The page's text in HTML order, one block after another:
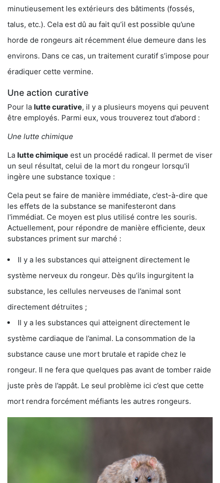
minutieusement les extérieurs des bâtiments (fossés,
talus, etc.). Cela est dû au fait qu’il est possible qu’une
horde de rongeurs ait récemment élue demeure dans les
environs. Dans ce cas, un traitement curatif s’impose pour
éradiquer cette vermine.
Une action curative
Pour la lutte curative, il y a plusieurs moyens qui peuvent
être employés. Parmi eux, vous trouverez tout d’abord :
Une lutte chimique
La lutte chimique est un procédé radical. Il permet de viser
un seul résultat, celui de la mort du rongeur lorsqu'il
ingère une substance toxique :
Cela peut se faire de manière immédiate, c’est-à-dire que
les effets de la substance se manifesteront dans
l'immédiat. Ce moyen est plus utilisé contre les souris.
Actuellement, pour répondre de manière efficiente, deux
substances priment sur marché :
Il y a les substances qui atteignent directement le
système nerveux du rongeur. Dès qu’ils ingurgitent la
substance, les cellules nerveuses de l’animal sont
directement détruites ;
Il y a les substances qui atteignent directement le
système cardiaque de l’animal. La consommation de la
substance cause une mort brutale et rapide chez le
rongeur. Il ne fera que quelques pas avant de tomber raide
juste près de l’appât. Le seul problème ici c’est que cette
mort rendra forcément méfiants les autres rongeurs.